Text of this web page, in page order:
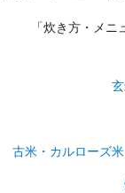
「炊き方・メ
古米・カルローズ